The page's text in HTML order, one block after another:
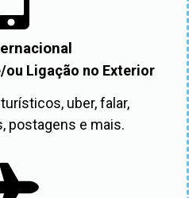
Ligação no Exterior
uber, falar,
postagens e mais.